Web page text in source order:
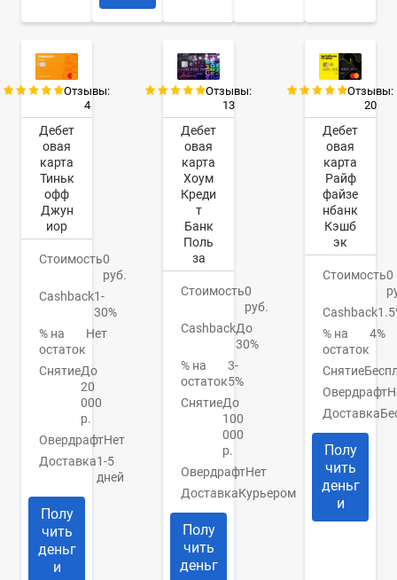
Отзывы:
4
Дебет
овая
карта
Тиньк
офф
Джун
иор
Стоимость0
руб.
Cashback1-
30%
% на
остаток
Нет
СнятиеДо
20
000
р.
ОвердрафтНет
Доставка1-5
дней
Полу
чить
деньг
и
Отзывы:
13
Дебет
овая
карта
Хоум
Креди
т
Банк
Поль
за
Стоимость0
руб.
CashbackДо
30%
% на
остаток
3-
5%
СнятиеДо
100
000
р.
ОвердрафтНет
ДоставкаКурьером
Полу
чить
деньг
Отзывы:
20
Дебет
овая
карта
Райф
файзе
нбанк
Кэшб
эк
Стоимость0
Cashback
% на
остаток
4%
Снятие
Овердрафт
Доставка
Полу
чить
деньг
и